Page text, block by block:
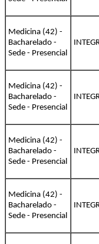
Medicina (42) -
Bacharelado -
Sede - Presencial
Medicina (42) -
Bacharelado -
Sede - Presencial
Medicina (42) -
Bacharelado -
Sede - Presencial
Medicina (42) -
Bacharelado -
Sede - Presencial